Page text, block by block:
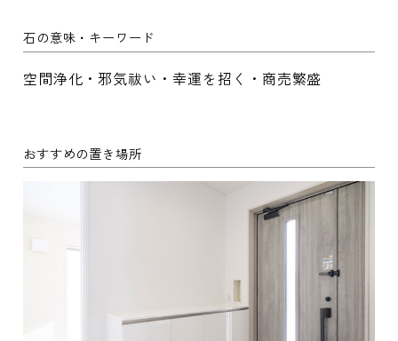
石の意味・キーワード
空間浄化・邪気祓い・幸運を招く・商売繁盛
おすすめの置き場所